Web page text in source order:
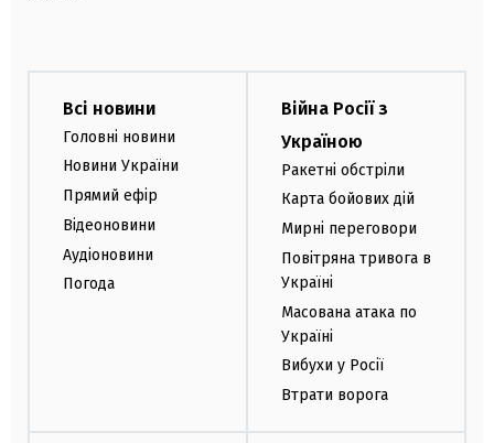
Всі новини
Головні новини
Новини України
Прямий ефір
Відеоновини
Аудіоновини
Погода
Війна Росії з
Україною
Ракетні обстріли
Карта бойових дій
Мирні переговори
Повітряна тривога в
Україні
Масована атака по
Україні
Вибухи у Росії
Втрати ворога